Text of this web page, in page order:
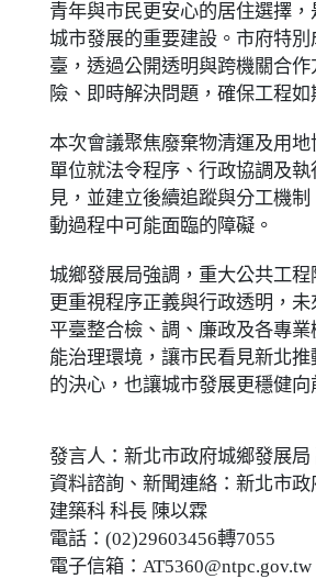
青年與市民更安心的居住選擇
城市發展的重要建設。市府特
臺，透過公開透明與跨機關合
險、即時解決問題，確保工程如
本次會議聚焦廢棄物清運及用
單位就法令程序、行政協調及
見，並建立後續追蹤與分工機
動過程中可能面臨的障礙。
城鄉發展局強調，重大公共工程
更重視程序正義與行政透明，
平臺整合檢、調、廉政及各專
能治理環境，讓市民看見新北
的決心，也讓城市發展更穩健向
發言人：新北市政府城鄉發展局
資料諮詢、新聞連絡：新北市政
建築科 科長 陳以霖
電話：(02)29603456轉7055
電子信箱：AT5360@ntpc.gov.tw